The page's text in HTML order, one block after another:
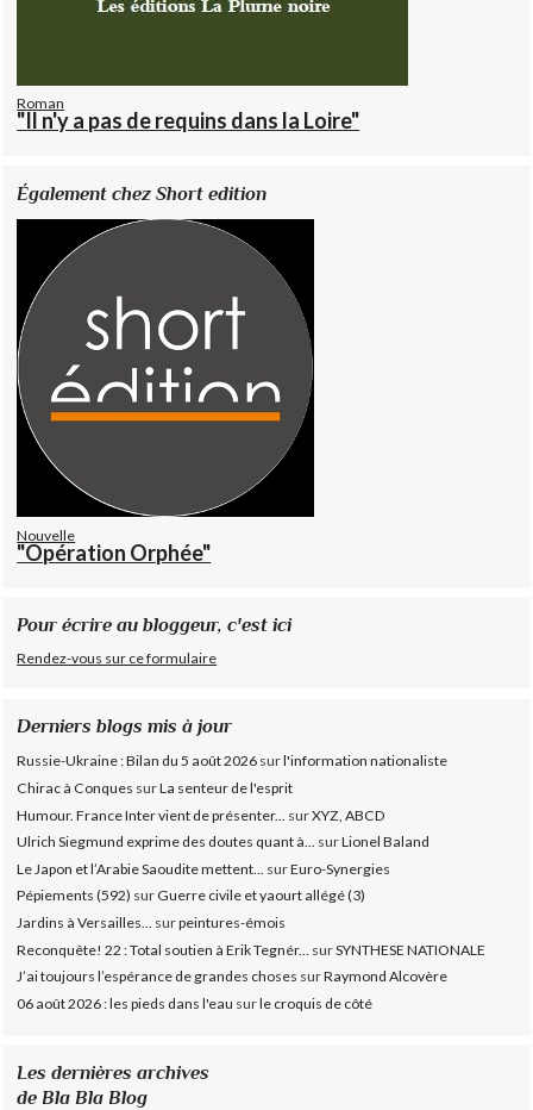
Roman
"Il n'y a pas de requins dans la Loire"
Également chez Short edition
Nouvelle
"Opération Orphée"
Pour écrire au bloggeur, c'est ici
Rendez-vous sur ce formulaire
Derniers blogs mis à jour
Russie-Ukraine : Bilan du 5 août 2026 surl'information nationaliste
Chirac à Conques surLa senteur de l'esprit
Humour. France Inter vient de présenter...
surXYZ, ABCD
Ulrich Siegmund exprime des doutes quant à... surLionel Baland
Le Japon et l’Arabie Saoudite mettent...
surEuro-Synergies
Pépiements (592) surGuerre civile et yaourt allégé (3)
Jardins à Versailles... surpeintures-émois
Reconquête! 22 : Total soutien à Erik Tegnér...
surSYNTHESE NATIONALE
J’ai toujours l’espérance de grandes choses surRaymond Alcovère
06 août 2026 : les pieds dans l'eau surle croquis de côté
Les dernières archives
de Bla Bla Blog